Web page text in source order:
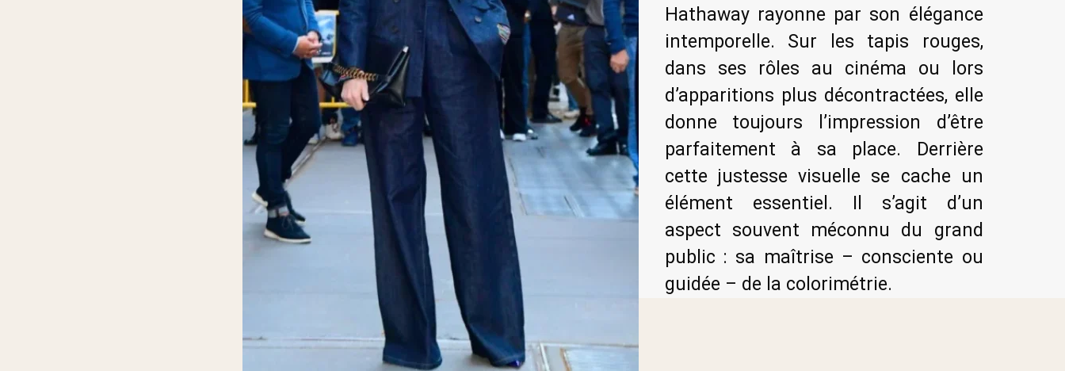
Hathaway rayonne par son élégance
intemporelle. Sur les tapis rouges,
dans ses rôles au cinéma ou lors
d’apparitions plus décontractées, elle
donne toujours l’impression d’être
parfaitement à sa place. Derrière
cette justesse visuelle se cache un
élément essentiel. Il s’agit d’un
aspect souvent méconnu du grand
public : sa maîtrise – consciente ou
guidée – de la colorimétrie.